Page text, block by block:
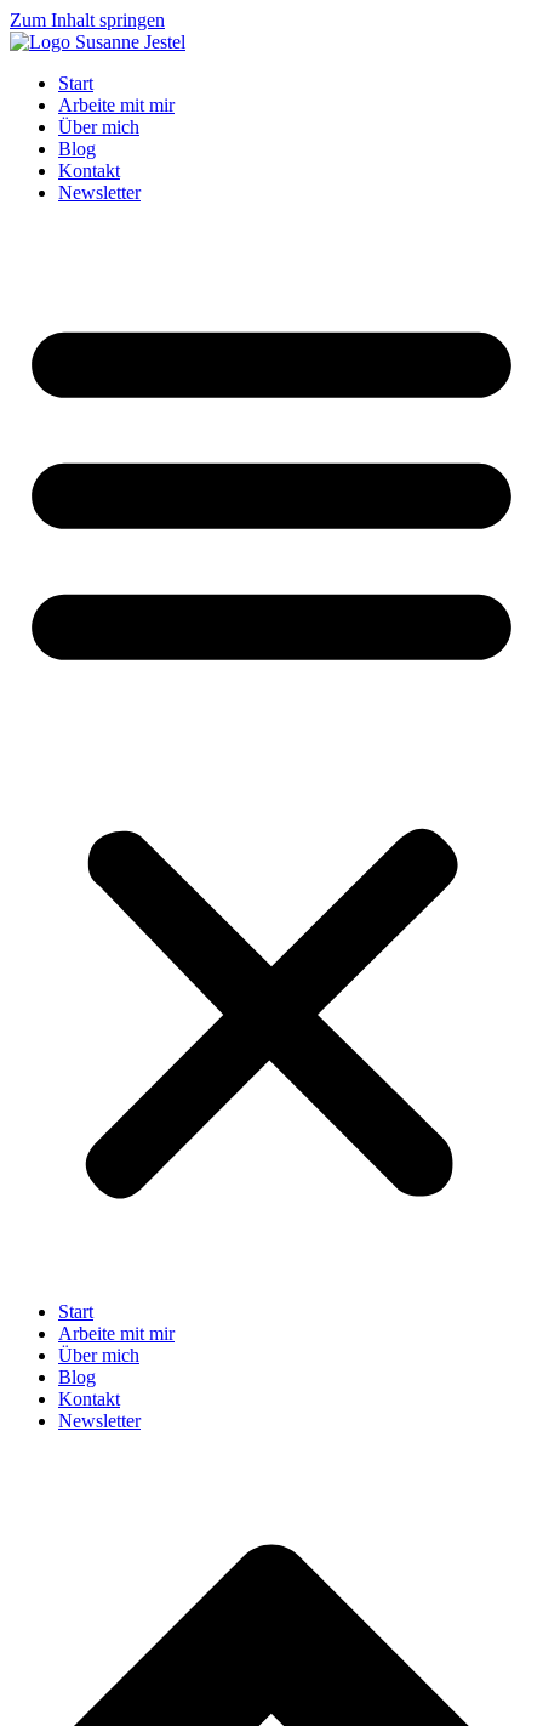
Zum Inhalt springen
Start
Arbeite mit mir
Über mich
Blog
Kontakt
Newsletter
Start
Arbeite mit mir
Über mich
Blog
Kontakt
Newsletter